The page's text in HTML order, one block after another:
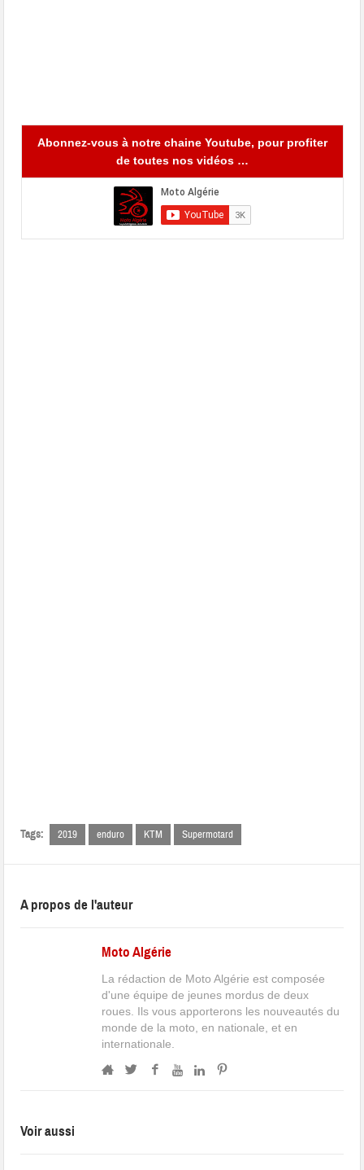
Abonnez-vous à notre chaine Youtube, pour profiter
de toutes nos vidéos …
Tags: 2019 enduro KTM Supermotard
A propos de l'auteur
Moto Algérie
La rédaction de Moto Algérie est composée
d'une équipe de jeunes mordus de deux
roues. Ils vous apporterons les nouveautés du
monde de la moto, en nationale, et en
internationale.
Voir aussi